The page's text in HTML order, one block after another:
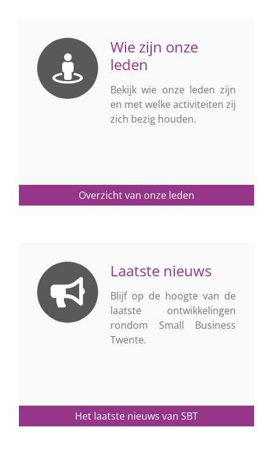
Wie zijn onze
leden
Bekijk wie onze leden zijn
en met welke activiteiten zij
zich bezig houden.
Overzicht van onze leden
Laatste nieuws
Blijf op de hoogte van de
laatste ontwikkelingen
rondom Small Business
Twente.
Het laatste nieuws van SBT